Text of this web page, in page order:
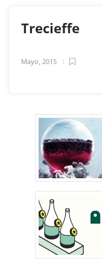
Trecieffe
Mayo, 2015